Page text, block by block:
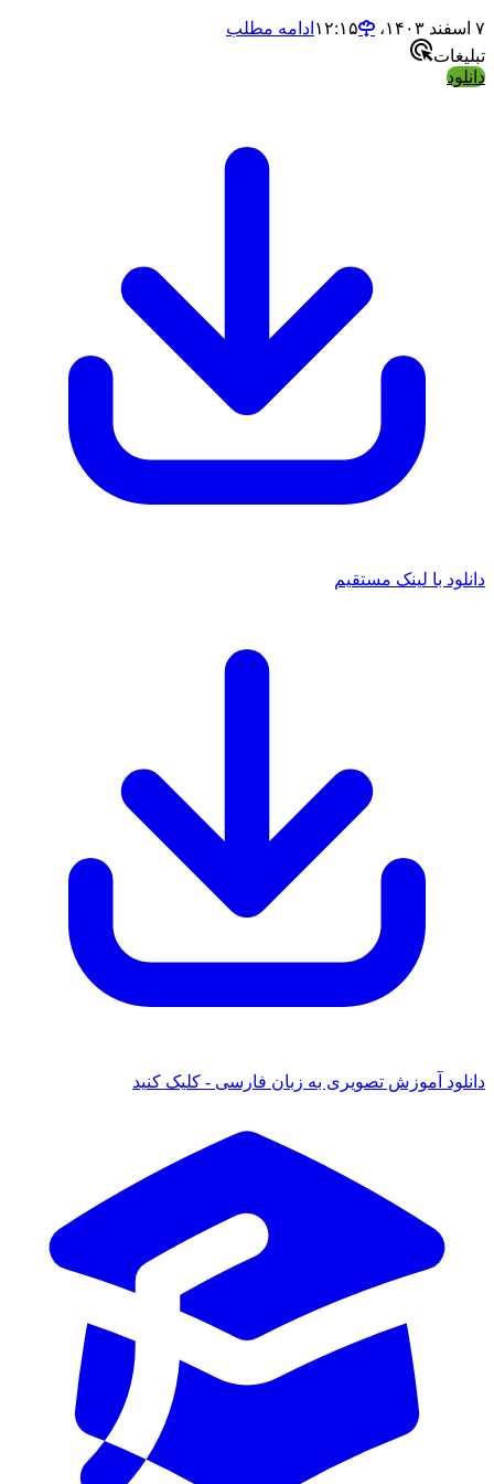
ادامه مطلب
با لینک مستقیم
آموزش تصویری به زبان فارسی - کلیک کنید